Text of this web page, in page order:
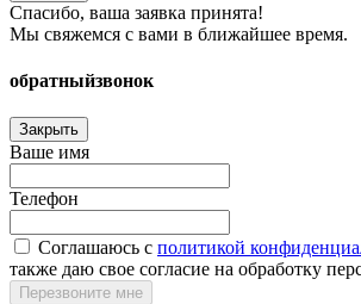
Спасибо, ваша заявка принята!
Мы свяжемся с вами в ближайшее время.
обратныйзвонок
Закрыть
Ваше имя
Телефон
Соглашаюсь c политикой
также даю свое согласие на обработку
Перезвоните мне